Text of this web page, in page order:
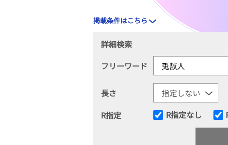
掲載条件はこちら
詳細検索
フリーワード
長さ
R指定
R指定なし